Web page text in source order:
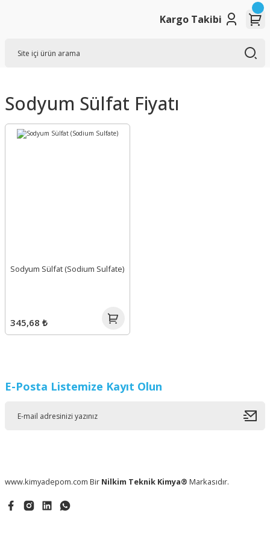
Kargo Takibi
Sodyum Sülfat Fiyatı
Sodyum Sülfat (Sodium Sulfate)
345,68 ₺
E-Posta Listemize Kayıt Olun
www.kimyadepom.com Bir Nilkim Teknik Kimya® Markasıdır.